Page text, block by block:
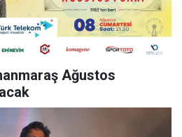
Ağustos